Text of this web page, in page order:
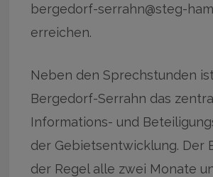
bergedorf-serrahn@steg-
erreichen.
Neben den Sprechstunden
Bergedorf-Serrahn das
Informations- und
der Gebietsentwicklung. Der
der Regel alle zwei Monate